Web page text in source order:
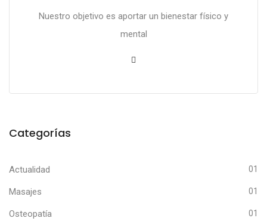
Nuestro objetivo es aportar un bienestar físico y
mental
Categorías
Actualidad 01
Masajes 01
Osteopatía 01